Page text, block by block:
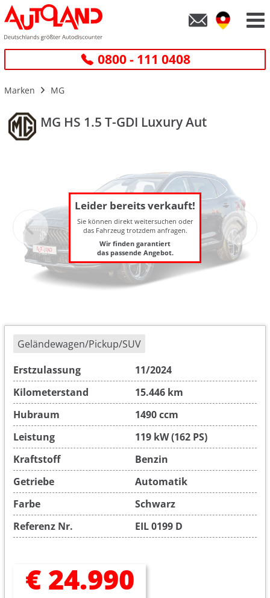
0800 - 111 0408
Marken MG
MG HS 1.5 T-GDI Luxury Aut
Leider bereits verkauft!
Sie können direkt weitersuchen oder
das Fahrzeug trotzdem anfragen.
Wir finden garantiert
das passende Angebot.
Geländewagen/Pickup/SUV
Erstzulassung
11/2024
Kilometerstand
15.446 km
Hubraum
1490 ccm
Leistung
119 kW (162 PS)
Kraftstoff
Benzin
Getriebe
Automatik
Farbe
Schwarz
Referenz Nr.
EIL 0199 D
€ 24.990